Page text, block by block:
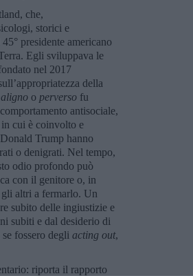
che,
storici e
presidente americano
Egli sviluppava le
nel 2017
della
o perverso fu
antisociale,
cui è coinvolto e
Trump hanno
o denigrati. Nel tempo,
odio profondo può
con il genitore o, in
gli altri a fermarlo. Un
subito delle ingiustizie e
subiti e dal desiderio di
fossero degli acting out,
riporta il rapporto